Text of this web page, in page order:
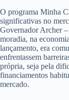
O programa Minha
significativas no
Governador Archer
moradia, na
lançamento, era
enfrentassem
própria, seja pela
financiamentos
mercado.